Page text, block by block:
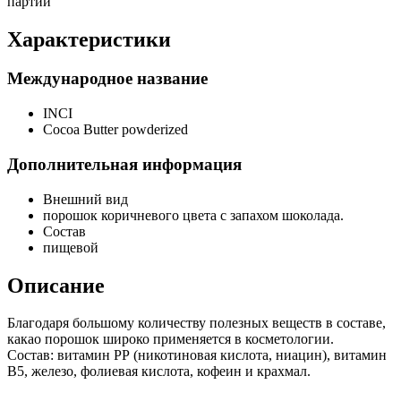
Характеристики
Международное название
INCI
Cocoa Butter powderized
Дополнительная информация
Внешний вид
порошок коричневого цвета с запахом шоколада.
Состав
пищевой
Описание
Благодаря большому количеству полезных веществ в составе,
какао порошок широко применяется в косметологии.
Состав: витамин РР (никотиновая кислота, ниацин), витамин
В5, железо, фолиевая кислота, кофеин и крахмал.